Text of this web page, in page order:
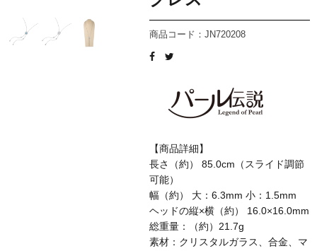
商品コード：JN720208
【商品詳細】
長さ（約） 85.0cm（スライド調節
可能）
幅（約） 大：6.3mm 小：1.5mm
ヘッドの縦×横（約） 16.0×16.0mm
総重量：（約）21.7g
素材：クリスタルガラス、合金、マ